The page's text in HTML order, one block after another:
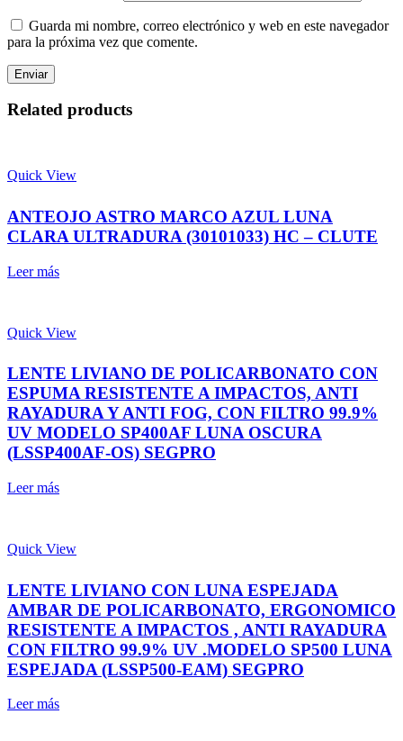
Guarda mi nombre, correo electrónico y web en este navegador
para la próxima vez que comente.
Related products
Quick View
ANTEOJO ASTRO MARCO AZUL LUNA
CLARA ULTRADURA (30101033) HC – CLUTE
Leer más
Quick View
LENTE LIVIANO DE POLICARBONATO CON
ESPUMA RESISTENTE A IMPACTOS, ANTI
RAYADURA Y ANTI FOG, CON FILTRO 99.9%
UV MODELO SP400AF LUNA OSCURA
(LSSP400AF-OS) SEGPRO
Leer más
Quick View
LENTE LIVIANO CON LUNA ESPEJADA
AMBAR DE POLICARBONATO, ERGONOMICO
RESISTENTE A IMPACTOS , ANTI RAYADURA
CON FILTRO 99.9% UV .MODELO SP500 LUNA
ESPEJADA (LSSP500-EAM) SEGPRO
Leer más